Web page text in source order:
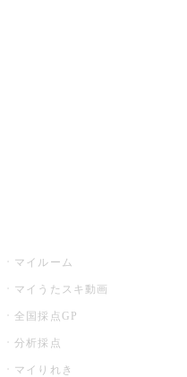
マイルーム
マイうたスキ動画
全国採点GP
分析採点
マイりれき